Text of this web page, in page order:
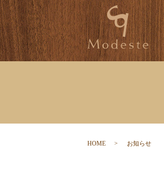
HOME お知らせ